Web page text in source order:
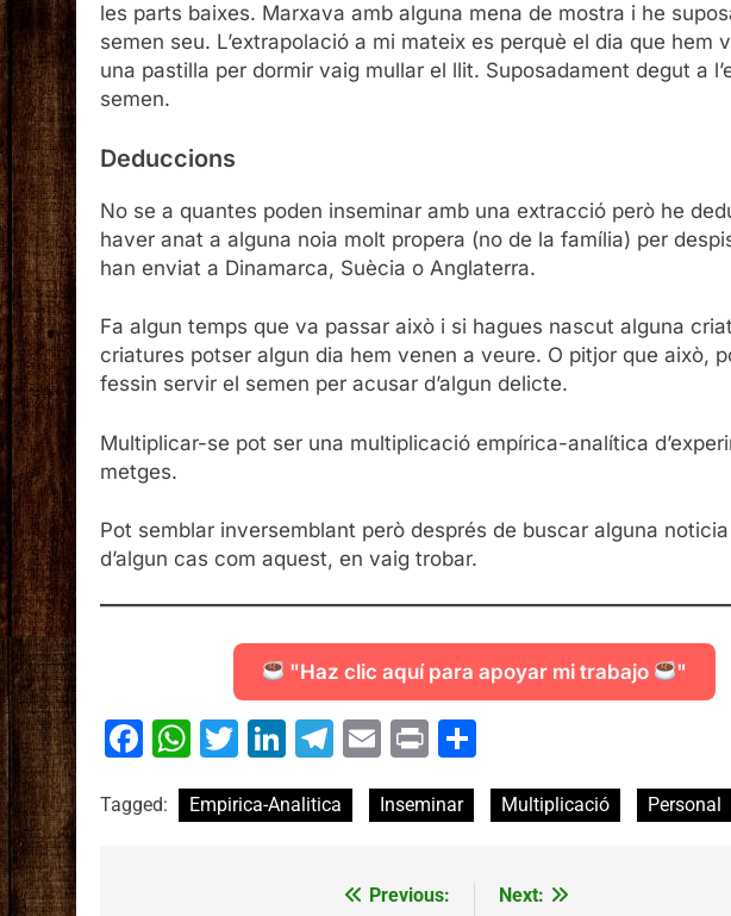
les parts baixes. Marxava amb alguna mena de mostra i he
semen seu. L’extrapolació a mi mateix es perquè el dia que hem
una pastilla per dormir vaig mullar el llit. Suposadament degut a
semen.
Deduccions
No se a quantes poden inseminar amb una extracció però he
haver anat a alguna noia molt propera (no de la família) per
han enviat a Dinamarca, Suècia o Anglaterra.
Fa algun temps que va passar això i si hagues nascut alguna
criatures potser algun dia hem venen a veure. O pitjor que això,
fessin servir el semen per acusar d’algun delicte.
Multiplicar-se pot ser una multiplicació empírica-analítica
metges.
Pot semblar inversemblant però després de buscar alguna
d’algun cas com aquest, en vaig trobar.
"Haz clic aquí para apoyar mi trabajo "
Facebook
WhatsApp
Twitter
LinkedIn
Telegram
Email
Print
Tagged: Empirica-Analitica Inseminar Multiplicació Personal
Previous:
Next: